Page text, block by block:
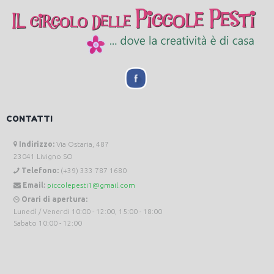
CONTATTI
Indirizzo: Via Ostaria, 487
23041 Livigno SO
Telefono: (+39) 333 787 1680
Email: piccolepesti1@gmail.com
Orari di apertura:
Lunedì / Venerdi 10:00 - 12:00, 15:00 - 18:00
Sabato 10:00 - 12:00